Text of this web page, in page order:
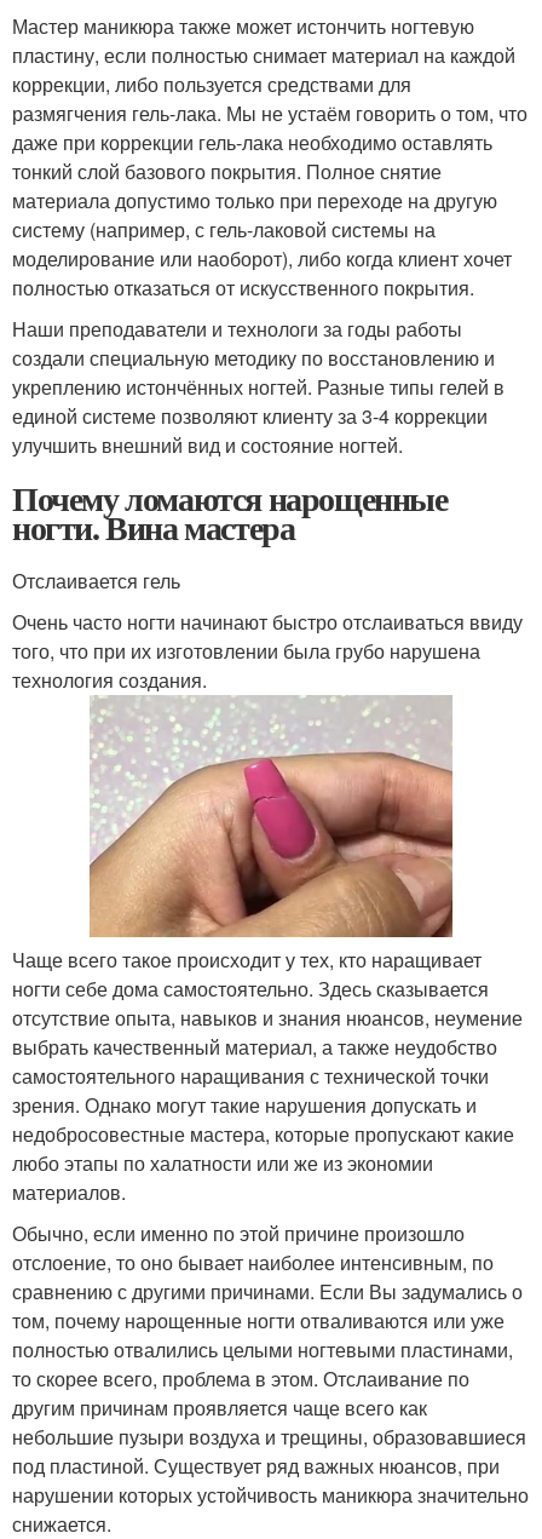
Мастер маникюра также может истончить ногтевую
пластину, если полностью снимает материал на каждой
коррекции, либо пользуется средствами для
размягчения гель-лака. Мы не устаём говорить о том, что
даже при коррекции гель-лака необходимо оставлять
тонкий слой базового покрытия. Полное снятие
материала допустимо только при переходе на другую
систему (например, с гель-лаковой системы на
моделирование или наоборот), либо когда клиент хочет
полностью отказаться от искусственного покрытия.
Наши преподаватели и технологи за годы работы
создали специальную методику по восстановлению и
укреплению истончённых ногтей. Разные типы гелей в
единой системе позволяют клиенту за 3-4 коррекции
улучшить внешний вид и состояние ногтей.
Почему ломаются нарощенные
ногти. Вина мастера
Отслаивается гель
Очень часто ногти начинают быстро отслаиваться ввиду
того, что при их изготовлении была грубо нарушена
технология создания.
Чаще всего такое происходит у тех, кто наращивает
ногти себе дома самостоятельно. Здесь сказывается
отсутствие опыта, навыков и знания нюансов, неумение
выбрать качественный материал, а также неудобство
самостоятельного наращивания с технической точки
зрения. Однако могут такие нарушения допускать и
недобросовестные мастера, которые пропускают какие
любо этапы по халатности или же из экономии
материалов.
Обычно, если именно по этой причине произошло
отслоение, то оно бывает наиболее интенсивным, по
сравнению с другими причинами. Если Вы задумались о
том, почему нарощенные ногти отваливаются или уже
полностью отвалились целыми ногтевыми пластинами,
то скорее всего, проблема в этом. Отслаивание по
другим причинам проявляется чаще всего как
небольшие пузыри воздуха и трещины, образовавшиеся
под пластиной. Существует ряд важных нюансов, при
нарушении которых устойчивость маникюра значительно
снижается.